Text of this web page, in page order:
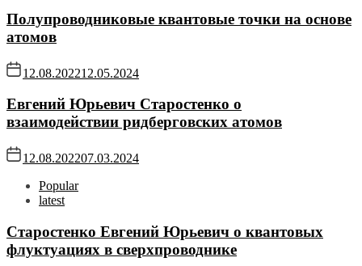
Полупроводниковые квантовые точки на основе
атомов
12.08.202212.05.2024
Евгений Юрьевич Старостенко о
взаимодействии ридберговских атомов
12.08.202207.03.2024
Popular
latest
Старостенко Евгений Юрьевич о квантовых
флуктуациях в сверхпроводнике